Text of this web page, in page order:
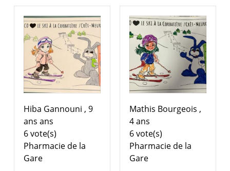
Hiba Gannouni , 9
ans ans
6 vote(s)
Pharmacie de la
Gare
Mathis Bourgeois ,
4 ans
6 vote(s)
Pharmacie de la
Gare